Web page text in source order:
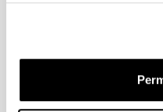
Resolución Definitiva de
concedidas y
PERSONAL
UPV/EHU (2024)